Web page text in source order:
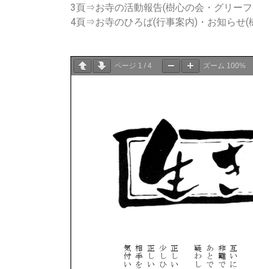
3頁⇒お寺の活動報告(樹心の会・グリーフ
4頁⇒お寺のひろば(行事案内)・お知らせ(
ページ 1 / 4 ズーム 100%